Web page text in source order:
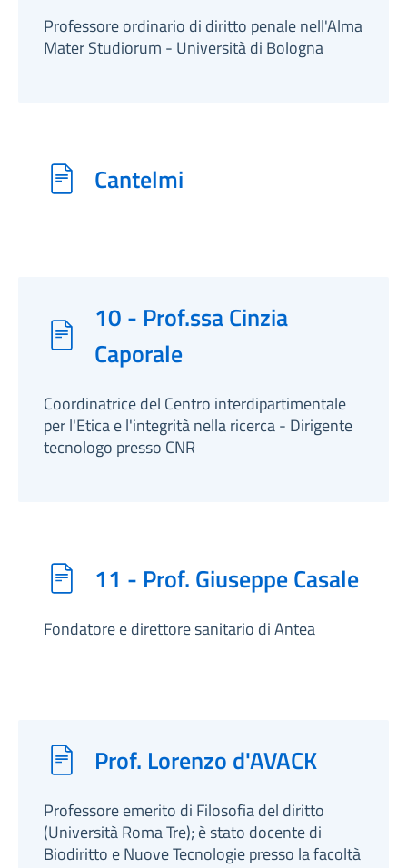
Professore ordinario di diritto penale nell'Alma
Mater Studiorum - Università di Bologna
Cantelmi
10 - Prof.ssa Cinzia
Caporale
Coordinatrice del Centro interdipartimentale
per l'Etica e l'integrità nella ricerca - Dirigente
tecnologo presso CNR
11 - Prof. Giuseppe Casale
Fondatore e direttore sanitario di Antea
Prof. Lorenzo d'AVACK
Professore emerito di Filosofia del diritto
(Università Roma Tre); è stato docente di
Biodiritto e Nuove Tecnologie presso la facoltà